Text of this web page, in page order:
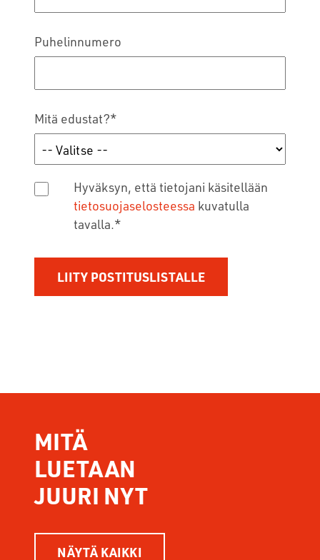
Puhelinnumero
Mitä edustat?*
Hyväksyn, että tietojani käsitellään
tietosuojaselosteessa kuvatulla
tavalla.*
MITÄ
LUETAAN
JUURI NYT
NÄYTÄ KAIKKI